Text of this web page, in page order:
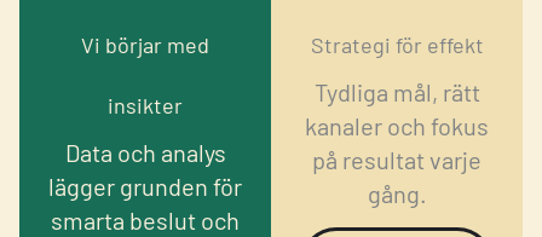
Vi börjar med
insikter
Data och analys
lägger grunden för
smarta beslut och
Strategi för effekt
Tydliga mål, rätt
kanaler och fokus
på resultat varje
gång.